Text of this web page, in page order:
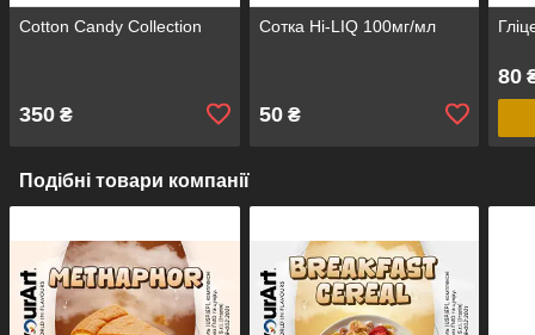
Cotton Candy Collection
350 ₴
Сотка Hi-LIQ 100мг/мл
50₴
80
Подібні товари компанії